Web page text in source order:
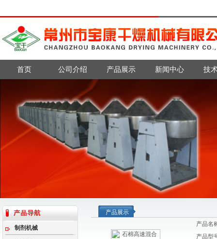
首页 公司介绍 产品展示 新闻中心 技
制剂机械
产品展示
产品名
产品型